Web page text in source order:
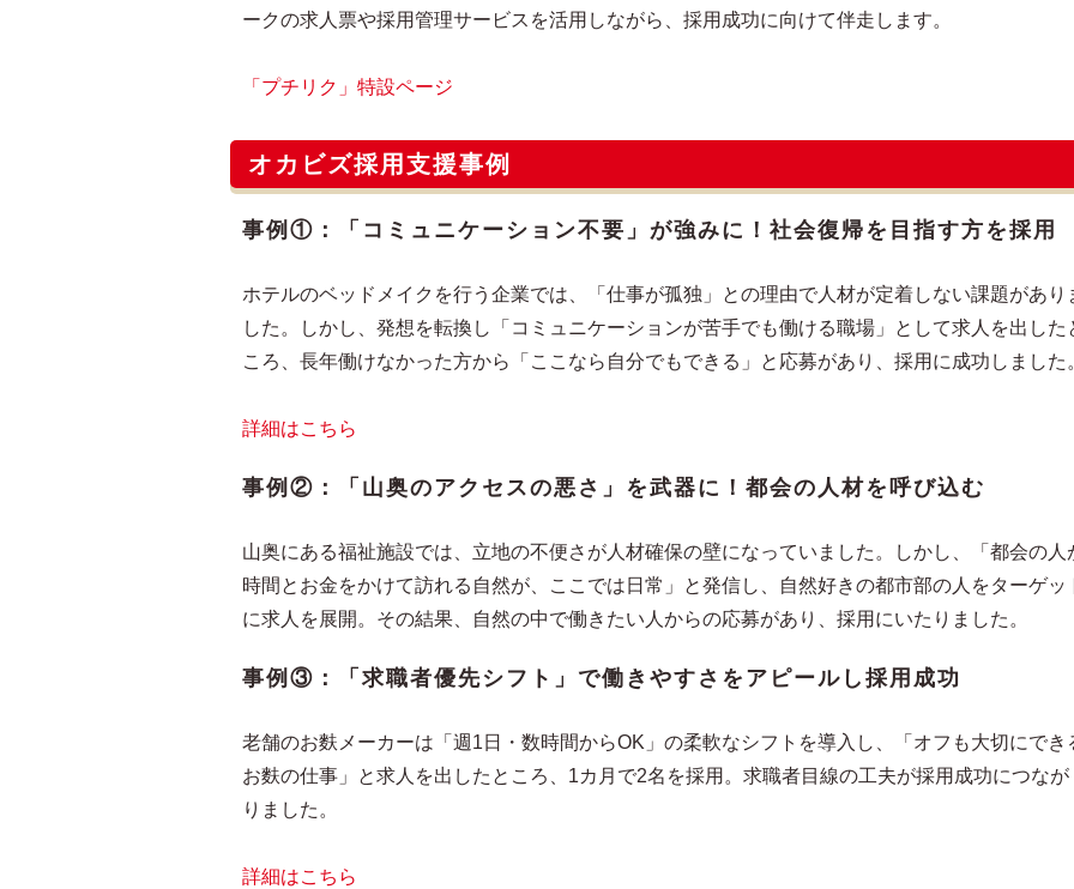
ークの求人票や採用管理サービスを活用しながら、採用成功に向けて伴走します。
「プチリク」特設ページ
オカビズ採用支援事例
事例①：「コミュニケーション不要」が強みに！社会復帰を目指す方を採用
ホテルのベッドメイクを行う企業では、「仕事が孤独」との理由で人材が定着しない課題があり
した。しかし、発想を転換し「コミュニケーションが苦手でも働ける職場」として求人を出した
ころ、長年働けなかった方から「ここなら自分でもできる」と応募があり、採用に成功しました
詳細はこちら
事例②：「山奥のアクセスの悪さ」を武器に！都会の人材を呼び込む
山奥にある福祉施設では、立地の不便さが人材確保の壁になっていました。しかし、「都会の人
時間とお金をかけて訪れる自然が、ここでは日常」と発信し、自然好きの都市部の人をターゲッ
に求人を展開。その結果、自然の中で働きたい人からの応募があり、採用にいたりました。
事例③：「求職者優先シフト」で働きやすさをアピールし採用成功
老舗のお麩メーカーは「週1日・数時間からOK」の柔軟なシフトを導入し、「オフも大切にでき
お麩の仕事」と求人を出したところ、1カ月で2名を採用。求職者目線の工夫が採用成功につなが
りました。
詳細はこちら